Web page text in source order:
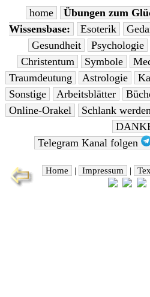
home Übungen zum
Wissensbase:
Esoterik
Gesundheit
Psychologie
Christentum
Symbole
Traumdeutung
Astrologie
Sonstige
Arbeitsblätter
Online-Orakel
Schlank
Telegram Kanal folgen
Home | Impressum |